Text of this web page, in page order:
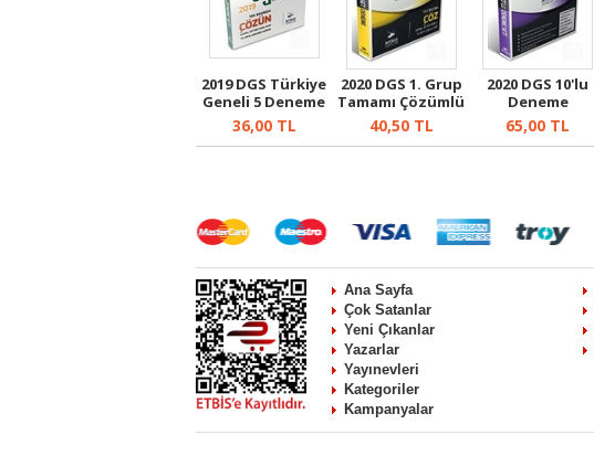
2019 DGS Türkiye
Geneli 5 Deneme
1. Grup
36,00TL
2020 DGS 1. Grup
Tamamı Çözümlü
5 li Den...
40,50TL
2020 DGS 10'lu
Deneme
65,00 TL
Ana Sayfa
Çok Satanlar
Yeni Çıkanlar
Yazarlar
Yayınevleri
Kategoriler
Kampanyalar